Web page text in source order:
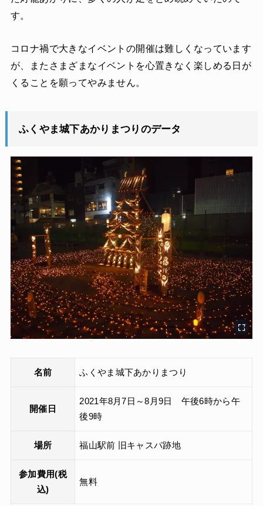
す。
コロナ禍で大きなイベントの開催は難しくなっています
が、またさまざまなイベントを心置きなく楽しめる日が
くることを願ってやみません。
ふくやま城下あかりまつりのデータ
名前 ふくやま城下あかりまつり
開催日
2021年8月7日～8月9日 午後6時から午
後9時
場所 福山駅前 旧キャスパ跡地
参加費用(税
込)
無料